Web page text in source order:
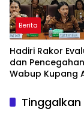
Berita
Hadiri Rakor
dan Pencegahan
Wabup Kupang
Bermasalah